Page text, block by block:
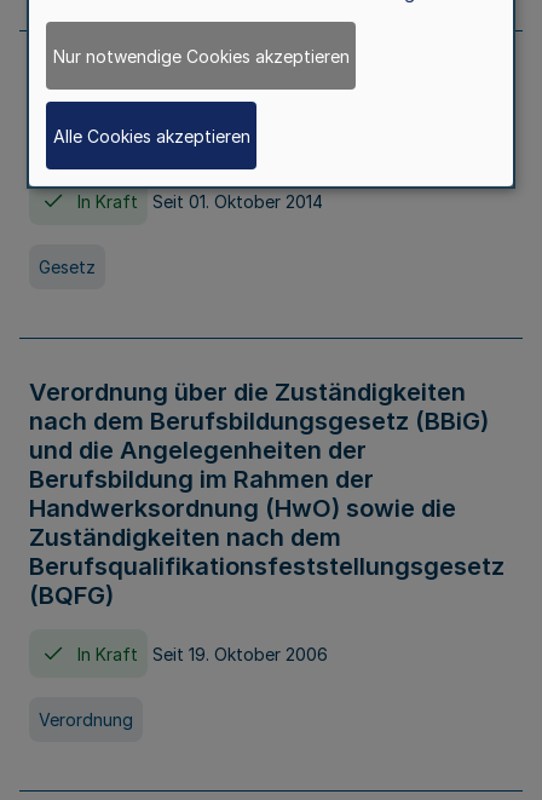
Gesetz über die Hochschulen des Landes
Nordrhein-Westfalen (Hochschulgesetz -
HG)
In Kraft Seit 01. Oktober 2014
Gesetz
Verordnung über die Zuständigkeiten
nach dem Berufsbildungsgesetz (BBiG)
und die Angelegenheiten der
Berufsbildung im Rahmen der
Handwerksordnung (HwO) sowie die
Zuständigkeiten nach dem
Berufsqualifikationsfeststellungsgesetz
(BQFG)
In Kraft Seit 19. Oktober 2006
Verordnung
Nur notwendige Cookies akzeptieren
Alle Cookies akzeptieren